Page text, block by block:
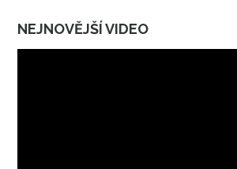
NEJNOVĚJŠÍ VIDEO